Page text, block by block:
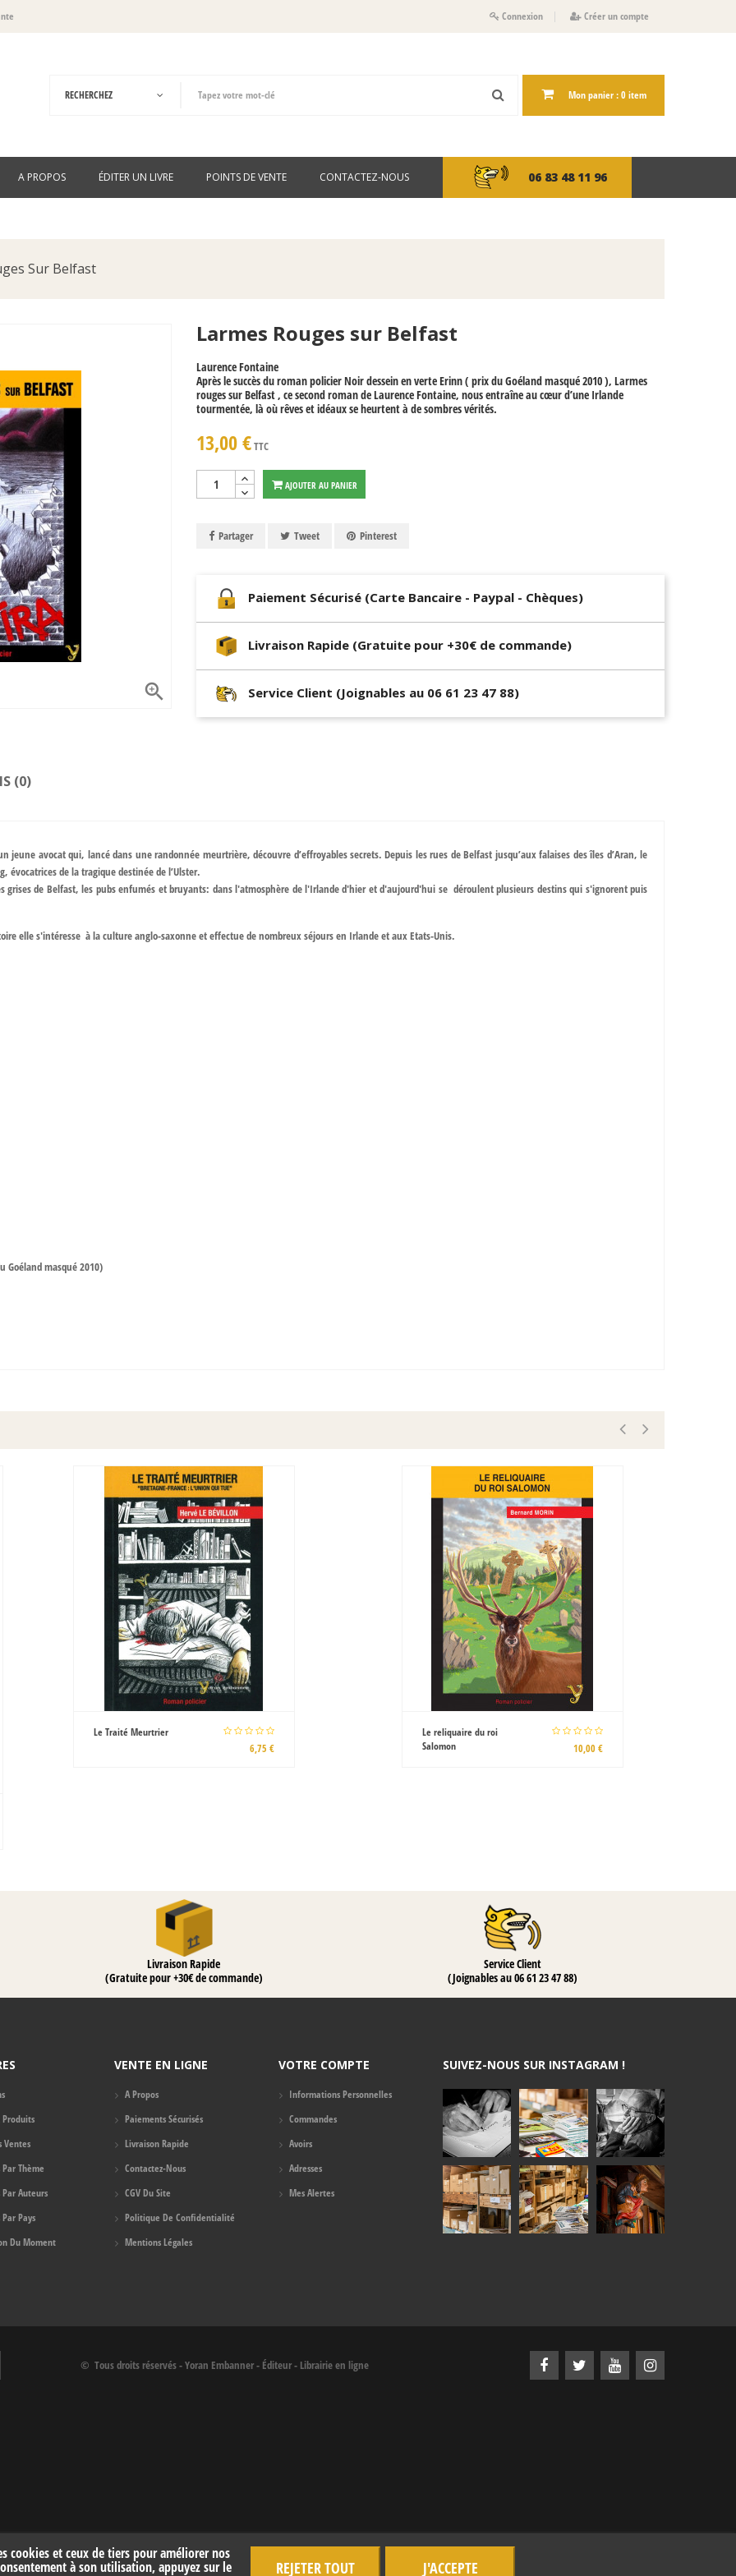
Connexion Créer un compte
Mon panier : 0 item
A PROPOS ÉDITER UN LIVRE POINTS DE VENTE CONTACTEZ-NOUS 06 83 48 11 96
Sur Belfast

Larmes Rouges sur Belfast
Laurence Fontaine
Après le succès du roman policier Noir dessein en verte Erinn ( prix du Goéland masqué 2010 ), Larmes
rouges sur Belfast , ce second roman de Laurence Fontaine, nous entraîne au cœur d’une Irlande
tourmentée, là où rêves et idéaux se heurtent à de sombres vérités.
13,00 €TTC
AJOUTER AU PANIER
Partager Tweet Pinterest
Paiement Sécurisé (Carte Bancaire - Paypal - Chèques)
Livraison Rapide (Gratuite pour +30€ de commande)
Service Client (Joignables au 06 61 23 47 88)
(0)
avocat qui, lancé dans une randonnée meurtrière, découvre d’effroyables secrets. Depuis les rues de Belfast jusqu’aux falaises des îles d’Aran, le
évocatrices de la tragique destinée de l’Ulster.
grises de Belfast, les pubs enfumés et bruyants: dans l'atmosphère de l'Irlande d'hier et d'aujourd'hui se déroulent plusieurs destins qui s'ignorent puis
elle s'intéresse à la culture anglo-saxonne et effectue de nombreux séjours en Irlande et aux Etats-Unis.
Goéland masqué 2010)
Le reliquaire du roi
10,00 €
La Bérangère, un village si
Livraison Rapide
(Gratuite pour +30€ de commande)
Service Client
(Joignables au 06 61 23 47 88)
Ventes
Thème
Auteurs
Pays
Du Moment
VENTE EN LIGNE
A Propos
Paiements Sécurisés
Livraison Rapide
Contactez-Nous
CGV Du Site
Politique De Confidentialité
Mentions Légales
VOTRE COMPTE
Informations Personnelles
Commandes
Avoirs
Adresses
Mes Alertes
cookies et ceux de tiers pour améliorer nos
à son utilisation, appuyez sur le REJETER TOUT J'ACCEPTE
SUIVEZ-NOUS SUR INSTAGRAM !
© Tous droits réservés - Yoran Embanner - Éditeur - Librairie en ligne